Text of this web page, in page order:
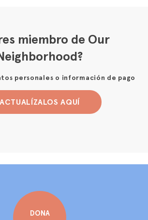
miembro de Our
personales o información de pago
ACTUALÍZALOS AQUÍ
DONA